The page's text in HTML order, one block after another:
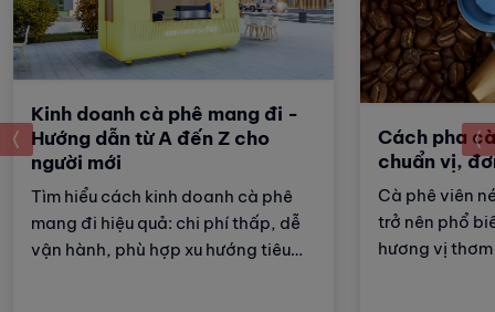
Kinh doanh cà phê mang đi -
Hướng dẫn từ A đến Z cho
người mới
Tìm hiểu cách kinh doanh cà phê
mang đi hiệu quả: chi phí thấp, dễ
vận hành, phù hợp xu hướng tiêu
Cách pha
chuẩn vị,
Cà phê viên
trở nên phổ
hương vị
prev